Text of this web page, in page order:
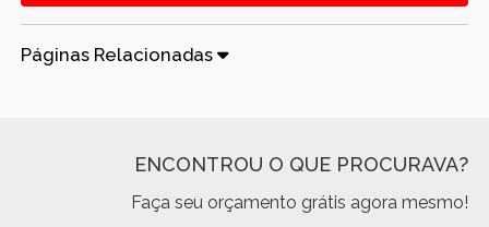
Páginas Relacionadas
ENCONTROU O QUE PROCURAVA?
Faça seu orçamento grátis agora mesmo!